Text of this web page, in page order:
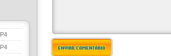
ENVIAR COMENTÁRIO